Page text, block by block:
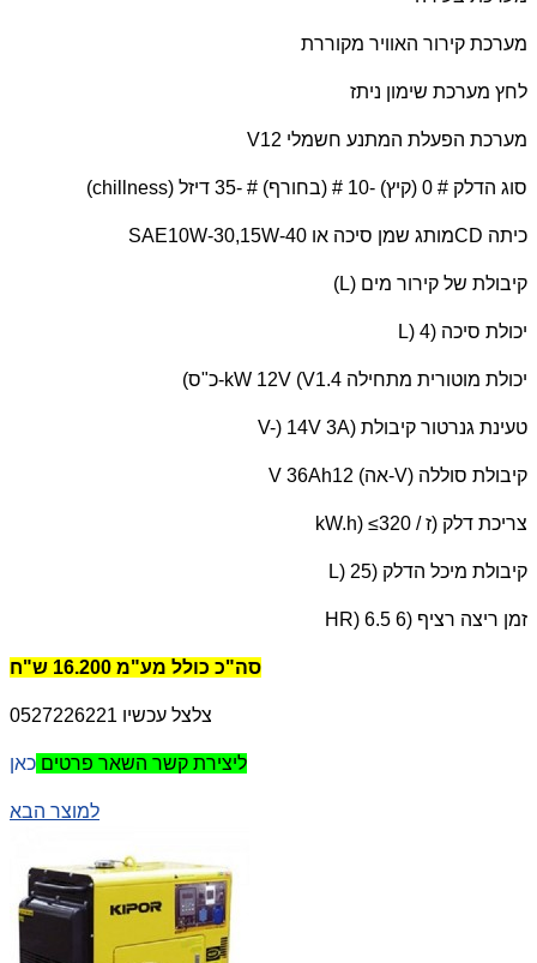
מערכת קירור האוויר מקוררת
לחץ מערכת שימון ניתז
מערכת הפעלת המתנע חשמלי 12 V
סוג הדלק # 0 (קיץ) -10 # (בחורף) # -35 דיזל ( chillness
)
כיתה CDמותג שמן סיכה או SAE10W-30,15W-40
קיבולת של קירור מים (L
)
יכולת סיכה (L) 4
יכולת מוטורית מתחילה 1.4 kW 12V (V-כ"ס)
טעינת גנרטור קיבולת (V-) 14V 3A
קיבולת סוללה (V-אה) 12 V 36Ah
צריכת דלק (ז / kW.h) ≤320
קיבולת מיכל הדלק (L) 25
זמן ריצה רציף (HR) 6.5 6
סה"כ כולל מע"מ 16.200 ש"ח
ליצירת קשר השאר פרטים
למוצר הבא